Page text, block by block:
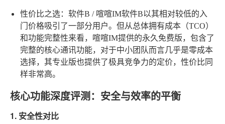
性价比之选：软件B / 喧喧IM软件B以其相对较低的入
门价格吸引了一部分用户。但从总体拥有成本（TCO）
和功能完整性来看，喧喧IM提供的永久免费版，包含了
完整的核心通讯功能，对于中小团队而言几乎是零成本
选择，其专业版也提供了极具竞争力的定价，性价比同
样非常高。
核心功能深度评测：安全与效率的平衡
1. 安全性对比